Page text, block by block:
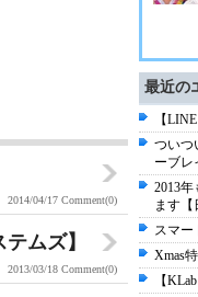
2014/04/17 Comment(0)
ムズ】
2013/03/18 Comment(0)
最近の
【
ついつ
ーブレ
2013
ます【
スマー
Xmas
【